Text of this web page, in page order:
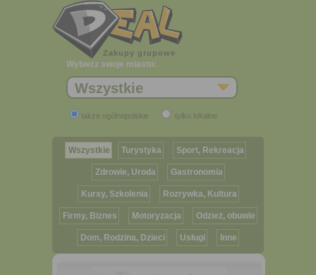
Zakupy grupowe
Wybierz swoje miasto:
Wszystkie
także ogólnopolskie tylko lokalne
Wszystkie Turystyka Sport, Rekreacja
Zdrowie, Uroda Gastronomia
Kursy, Szkolenia Rozrywka, Kultura
Firmy, Biznes Motoryzacja Odzież, obuwie
Dom, Rodzina, Dzieci Usługi Inne